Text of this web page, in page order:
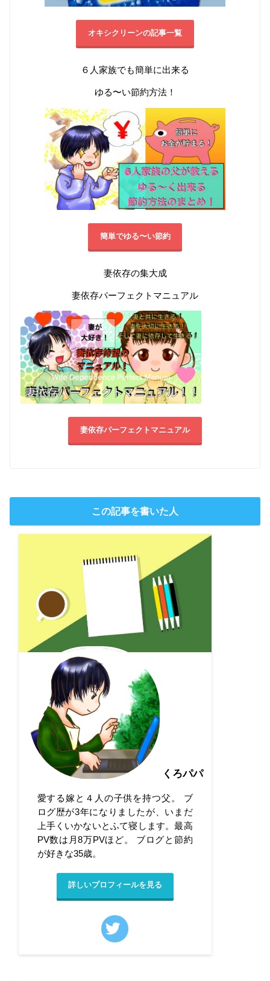
オキシクリーンの記事一覧
６人家族でも簡単に出来る
ゆる〜い節約方法！
簡単でゆる〜い節約
妻依存の集大成
妻依存パーフェクトマニュアル
妻依存パーフェクトマニュアル
この記事を書いた人
くろパパ
愛する嫁と４人の子供を持つ父。 ブ
ログ歴が3年になりましたが、いまだ
上手くいかないとふて寝します。最高
PV数は月8万PVほど。 ブログと節約
が好きな35歳。
詳しいプロフィールを見る